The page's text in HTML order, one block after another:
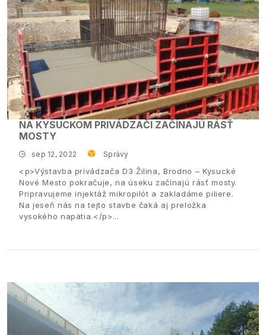
NA KYSUCKOM PRIVÁDZAČI ZAČÍNAJÚ RÁSŤ
MOSTY
sep 12, 2022 Správy
<p>Výstavba privádzača D3 Žilina, Brodno – Kysucké
Nové Mesto pokračuje, na úseku začínajú rásť mosty.
Pripravujeme injektáž mikropilót a zakladáme piliere.
Na jeseň nás na tejto stavbe čaká aj preložka
vysokého napätia.</p>